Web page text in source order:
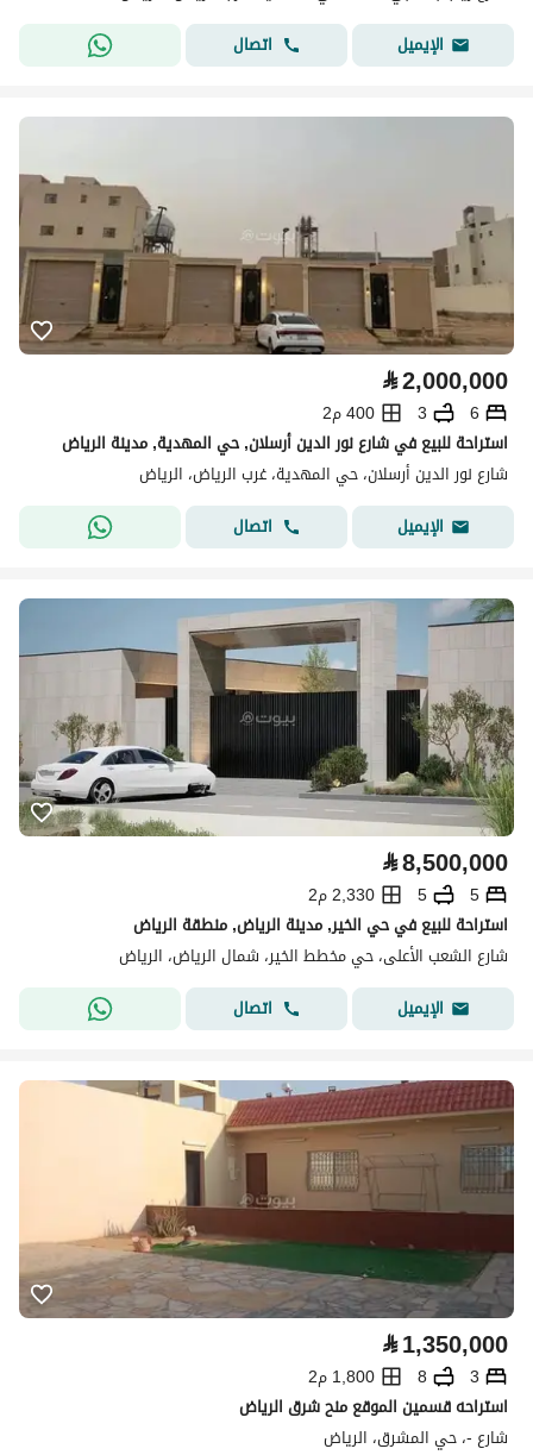
الإيميل
اتصال
⃁2,000,000
6
3
400 م2
استراحة للبيع في شارع نور الدين أرسلان, حي المهدية, مدينة الرياض
شارع نور الدين أرسلان، حي المهدية، غرب الرياض، الرياض
الإيميل
اتصال
⃁8,500,000
5
5
2,330 م2
استراحة للبيع في حي الخير, مدينة الرياض, منطقة الرياض
شارع الشعب الأعلى، حي مخطط الخير، شمال الرياض، الرياض
الإيميل
اتصال
⃁1,350,000
3
8
1,800 م2
استراحه قسمين الموقع منح شرق الرياض
شارع -، حي المشرق، الرياض